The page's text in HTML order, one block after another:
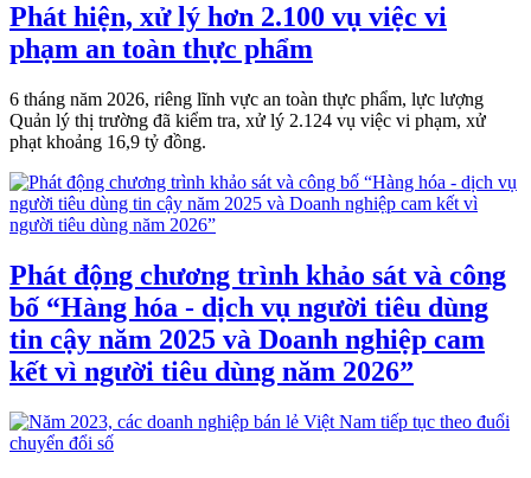
Phát hiện, xử lý hơn 2.100 vụ việc vi
phạm an toàn thực phẩm
6 tháng năm 2026, riêng lĩnh vực an toàn thực phẩm, lực lượng
Quản lý thị trường đã kiểm tra, xử lý 2.124 vụ việc vi phạm, xử
phạt khoảng 16,9 tỷ đồng.
Phát động chương trình khảo sát và công
bố “Hàng hóa - dịch vụ người tiêu dùng
tin cậy năm 2025 và Doanh nghiệp cam
kết vì người tiêu dùng năm 2026”